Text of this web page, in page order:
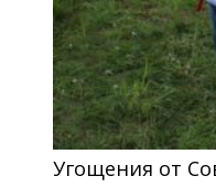
Угощения от